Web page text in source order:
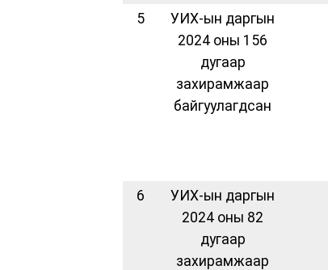
5
УИХ-ын даргын
2024 оны 156
дугаар
захирамжаар
байгуулагдсан
6
УИХ-ын даргын
2024 оны 82
дугаар
захирамжаар